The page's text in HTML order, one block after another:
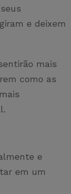
e deixem
mais
como as
e
em um